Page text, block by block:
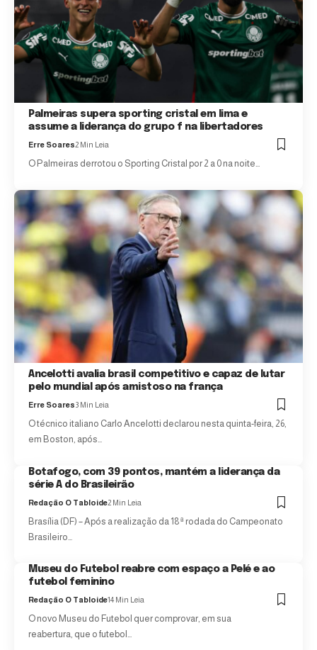
Palmeiras supera sporting cristal em lima e
assume a liderança do grupo f na libertadores
Erre Soares2 Min Leia
O Palmeiras derrotou o Sporting Cristal por 2 a 0 na noite…
Ancelotti avalia brasil competitivo e capaz de lutar
pelo mundial após amistoso na frança
Erre Soares3 Min Leia
O técnico italiano Carlo Ancelotti declarou nesta quinta-feira, 26,
em Boston, após…
Botafogo, com 39 pontos, mantém a liderança da
série A do Brasileirão
Redação O Tabloide2 Min Leia
Brasília (DF) – Após a realização da 18ª rodada do Campeonato
Brasileiro…
Museu do Futebol reabre com espaço a Pelé e ao
futebol feminino
Redação O Tabloide14 Min Leia
O novo Museu do Futebol quer comprovar, em sua
reabertura, que o futebol…